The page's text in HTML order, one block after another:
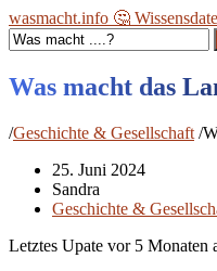
wasmacht.info 🤔
Was macht das
/Geschichte & Gesellschaft /
25. Juni 2024
Sandra
Geschichte &
Letztes Upate vor 5 Monaten